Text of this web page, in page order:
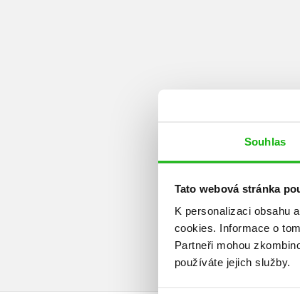
Souhlas
Tato webová stránka
K personalizaci obsahu
cookies. Informace o
Partneři mohou
používáte jejich služby.